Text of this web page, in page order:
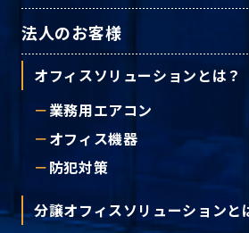
法人のお客様
オフィスソリューションとは？
業務用エアコン
オフィス機器
防犯対策
分譲オフィスソリューションと